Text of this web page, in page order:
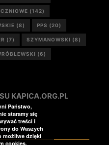
(142)
(8) PPS (20)
(7) SZYMANOWSKI (8)
(6)
KAPICA.ORG.PL
Państwo,
staramy się
treści i
do Waszych
możliwe dzięki
cookies.